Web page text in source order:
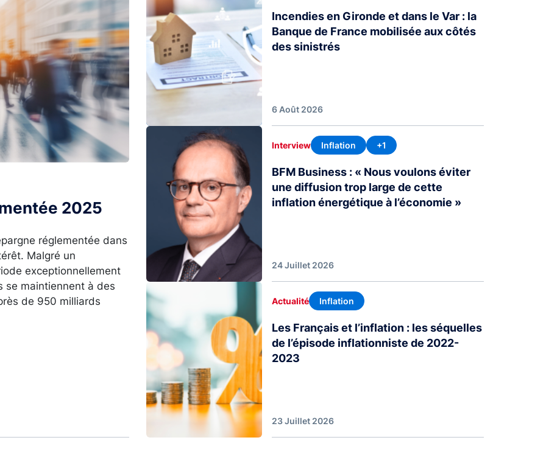
2025
réglementée dans
Malgré un
exceptionnellement
se maintiennent à des
de 950 milliards
Incendies en Gironde et dans le Var : la
Banque de France mobilisée aux côtés
des sinistrés
6 Août 2026
Interview Inflation +1
BFM Business : « Nous voulons éviter
une diffusion trop large de cette
inflation énergétique à l’économie »
24 Juillet 2026
Image
Actualité Inflation
Les Français et l’inflation : les séquelles
de l’épisode inflationniste de 2022-
2023
23 Juillet 2026